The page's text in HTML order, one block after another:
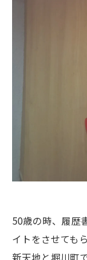
50歳の時、履歴
イトをさせても
新天地と堀川町